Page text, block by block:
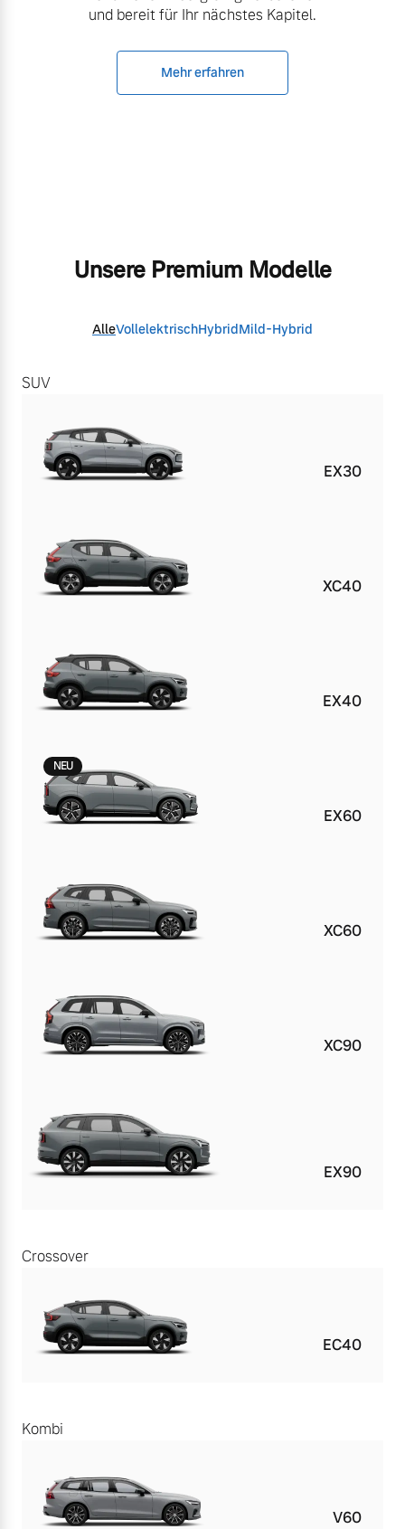
und bereit für Ihr nächstes Kapitel.
Mehr erfahren
Unsere Premium Modelle
AlleVollelektrischHybridMild-Hybrid
SUV
EX30
XC40
EX40
NEU
EX60
XC60
XC90
EX90
Crossover
EC40
Kombi
V60